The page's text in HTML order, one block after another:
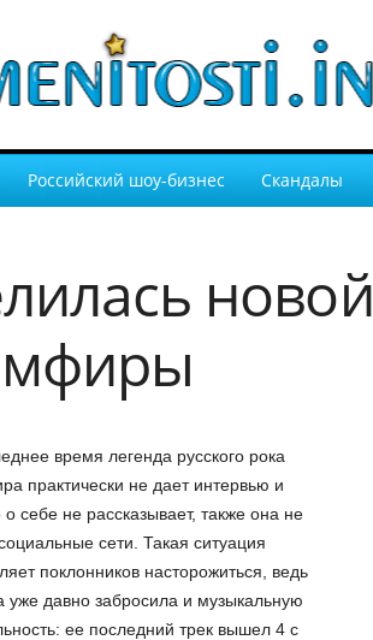
Российский шоу-бизнес Скандалы
новой
время легенда русского рока
практически не дает интервью и
о себе не рассказывает, также она не
сети. Такая ситуация
поклонников насторожиться, ведь
уже давно забросила и музыкальную
ее последний трек вышел 4 с